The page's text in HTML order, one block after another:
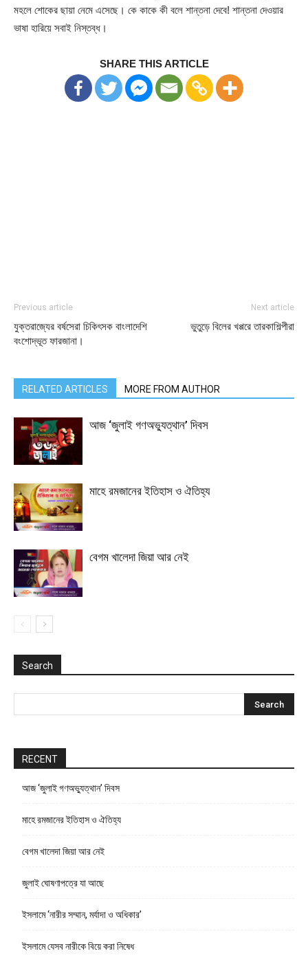
মহলে শোকের ছায়া নেমে এসেছে। কে কাকে কী বলে শান্তনা দেবে! শান্তনা দেওয়ার
ভাষা হারিয়ে সবাই নিস্তব্ধ।
SHARE THIS ARTICLE
Previous article
যুক্তরাজ্যের বর্ষসেরা চিকিৎসক বাংলাদেশি
বংশোদ্ভূত ফারজানা।
Next article
ভুতুড়ে বিলের খপ্পরে তারকাশিল্পীরা
RELATED ARTICLES MORE FROM AUTHOR
আজ ‘জুলাই গণঅভ্যুত্থান’ দিবস
মাহে রমজানের ইতিহাস ও ঐতিহ্য
বেগম খালেদা জিয়া আর নেই
Search
RECENT
আজ ‘জুলাই গণঅভ্যুত্থান’ দিবস
মাহে রমজানের ইতিহাস ও ঐতিহ্য
বেগম খালেদা জিয়া আর নেই
জুলাই ঘোষণাপত্রে যা আছে
ইসলামে ‘নারীর সম্মান, মর্যাদা ও অধিকার’
ইসলামে যেসব নারীকে বিয়ে করা নিষেধ